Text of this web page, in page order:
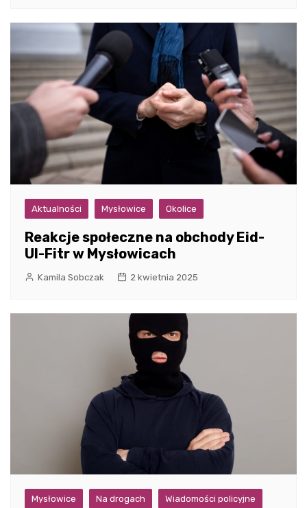
Aktualności Mysłowice Okolice
Reakcje społeczne na obchody Eid-
Ul-Fitr w Mysłowicach
Kamila Sobczak 2 kwietnia 2025
Mysłowice Na drogach Wiadomości policyjne